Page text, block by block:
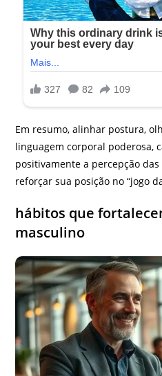
Em resumo, alinhar postura,
linguagem corporal poderosa,
positivamente a percepção
reforçar sua posição no “jogo
hábitos que
masculino